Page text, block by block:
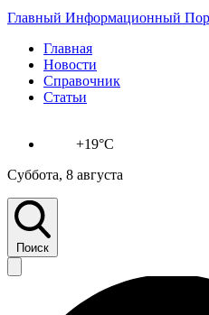
Главный Информационный
Главная
Новости
Справочник
Статьи
+19°C
Суббота, 8 августа
Поиск